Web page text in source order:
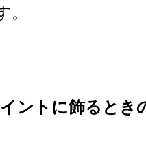
ントに飾るとき